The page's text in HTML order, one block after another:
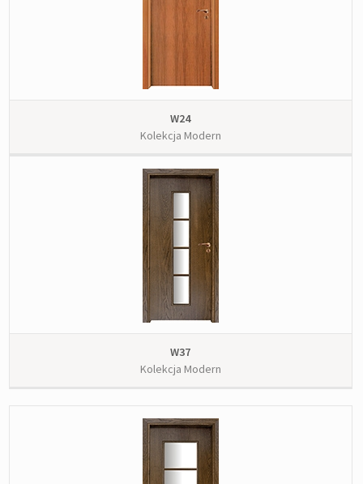
W24
Kolekcja Modern
W37
Kolekcja Modern